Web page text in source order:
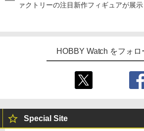
ァクトリーの注目新作フィギュアが展示
HOBBY Watch をフォロ
Special Site